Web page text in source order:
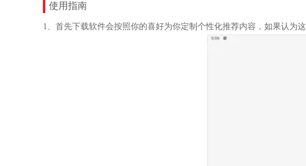
使用指南
1、首先下载软件会按照你的喜好为你定制个性化推荐内容，如果认为